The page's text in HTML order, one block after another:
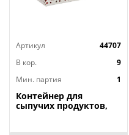
Артикул
44707
В кор.
9
Мин. партия
1
Контейнер для
сыпучих продуктов,